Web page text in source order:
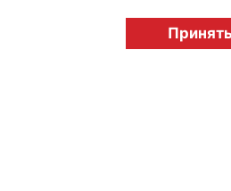
licensingrussia.ru,